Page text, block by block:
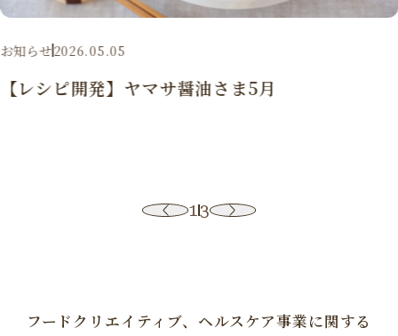
お知らせ2026.05.05
【レシピ開発】ヤマサ醤油さま5月
13
フードクリエイティブ、ヘルスケア事業に関する